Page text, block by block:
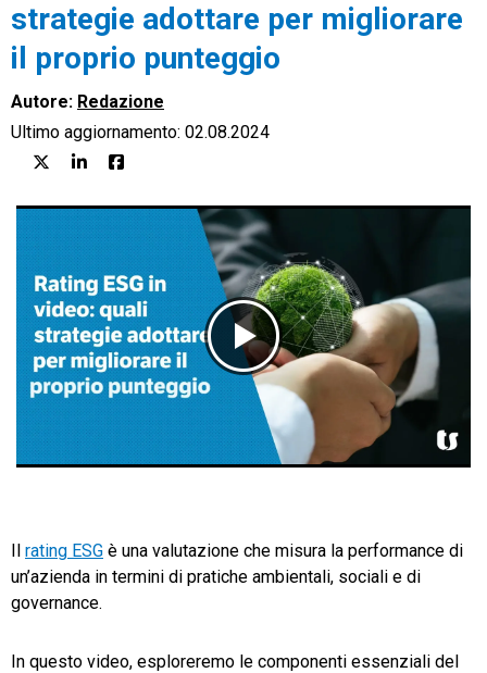
Email Marketing
Fatturazione
Financial Solutions
HR
Trust Services
TeamSystem Store
strategie adottare per migliorare
il proprio punteggio
Autore: Redazione
Ultimo aggiornamento: 02.08.2024
Il rating ESG è una valutazione che misura la performance di
un’azienda in termini di pratiche ambientali, sociali e di
governance.
In questo video, esploreremo le componenti essenziali del